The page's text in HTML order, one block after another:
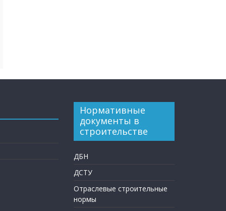
Нормативные
документы в
строительстве
ДБН
ДСТУ
Отраслевые строительные
нормы